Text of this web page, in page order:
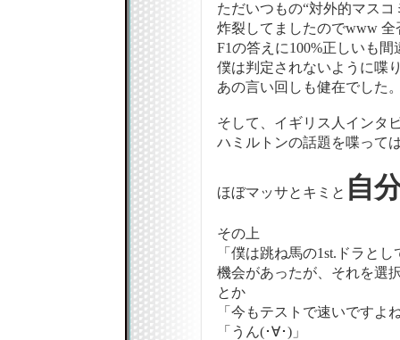
ただいつもの“対外的マスコ
炸裂してましたのでwww 全
F1の答えに100%正しいも間
僕は判定されないように喋
あの言い回しも健在でした
そして、イギリス人インタ
ハミルトンの話題を喋って
ほぼマッサとキミと 自
その上
「僕は跳ね馬の1st.ドラとし
機会があったが、それを選
とか
「今もテストで速いですよ
「うん(･∀･)」